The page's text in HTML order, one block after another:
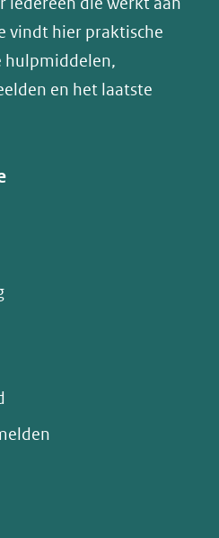
vindt hier praktische
hulpmiddelen,
en het laatste